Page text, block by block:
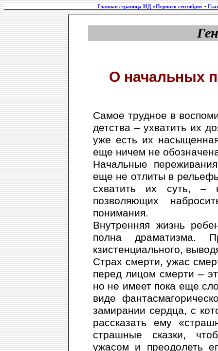
Главная страница ИД «Первого сентября» •
О начальных
Самое трудное в
детства – ухватить их
уже есть их
еще ничем не
Начальные
еще не отлиты в
схватить их суть, –
позволяющих
понимания.
Внутренняя жизнь
полна драматизма.
кзистенциального,
Страх смерти, ужас
перед лицом смерти –
но не имеет пока еще
виде
замирании сердца, с
рассказать ему
страшные сказки,
ужасом и преодолеть